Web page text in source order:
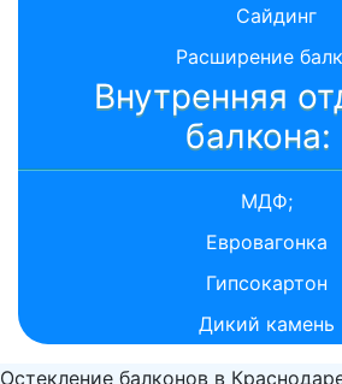
Сайдинг
Расширение
Внутренняя
балкона:
МДФ;
Евровагонка
Гипсокартон
Дикий камень
Остекление балконов в